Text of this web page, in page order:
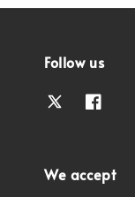
Follow us
We accept